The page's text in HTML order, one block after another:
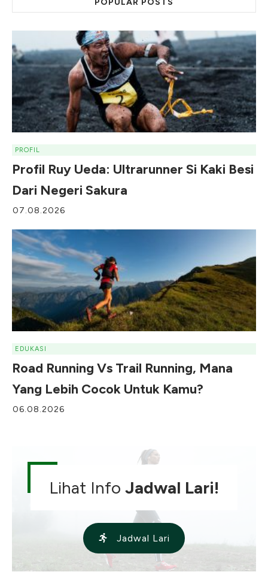
POPULAR POSTS
PROFIL
Profil Ruy Ueda: Ultrarunner Si Kaki Besi
Dari Negeri Sakura
07.08.2026
EDUKASI
Road Running Vs Trail Running, Mana
Yang Lebih Cocok Untuk Kamu?
06.08.2026
Lihat Info Jadwal Lari!
Jadwal Lari